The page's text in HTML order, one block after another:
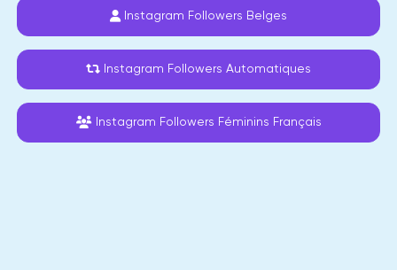
Instagram Followers Belges
Instagram Followers Automatiques
Instagram Followers Féminins Français